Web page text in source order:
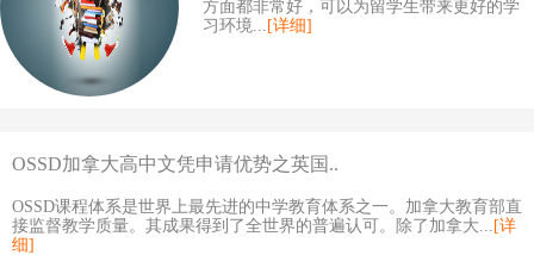
方面都非常好，可以为留学生带来更好的学
习环境... [详细]
OSSD加拿大高中文凭申请优势之英国..
OSSD课程体系是世界上最先进的中学教育体系之一。加拿大教育部直
接监督教学质量。其成果得到了全世界的普遍认可。除了加拿大... [详
细]